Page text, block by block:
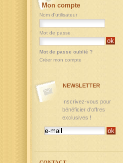
Mon compte
Nom d'utilisateur
Mot de passe
Mot de passe oublié ?
Créer mon compte
NEWSLETTER
Inscrivez-vous pour
bénéficier d'offres
exclusives !